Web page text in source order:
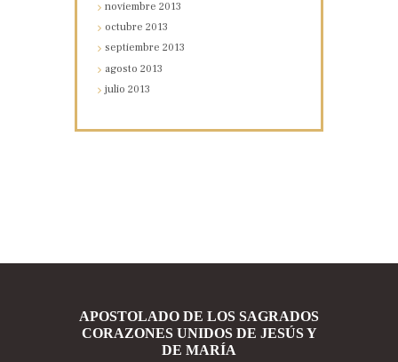
noviembre2013
octubre2013
septiembre2013
agosto2013
julio2013
APOSTOLADO DE LOS SAGRADOS
CORAZONES UNIDOS DE JESÚS Y
DE MARÍA